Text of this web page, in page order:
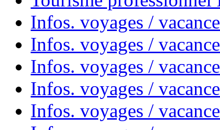
Infos. voyages /
Infos. voyages /
Infos. voyages /
Infos. voyages /
Infos. voyages /